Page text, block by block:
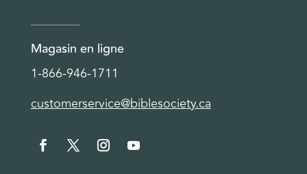
Magasin en ligne
1-866-946-1711
customerservice@biblesociety.ca